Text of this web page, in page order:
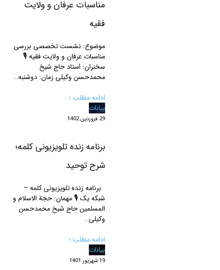
مناسبات عرفان و ولایت
فقیه
موضوع: نشست تخصصی بررسی
مناسبات عرفان و ولایت فقیه 🎙
سخنران: استاد حاج شیخ
محمدحسن وکیلی زمان: دوشنبه…
ادامه مطلب ‹
بیانات
29 فروردین 1402
برنامه زنده تلویزیونی کلمه؛
شرح توحید
برنامه زنده تلویزیونی کلمه –
شبکه یک 🎙 مهمان: حجة الاسلام و
المسلمین حاج شیخ محمدحسن
وکیلی…
ادامه مطلب ‹
بیانات
19 شهریور 1401